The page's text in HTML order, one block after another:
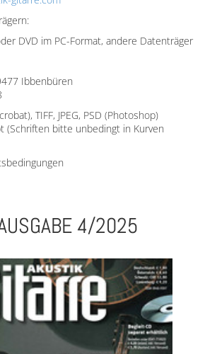
DVD im PC-Format, andere Datenträger
Ibbenbüren
TIFF, JPEG, PSD (Photoshop)
(Schriften bitte unbedingt in Kurven
4/2025